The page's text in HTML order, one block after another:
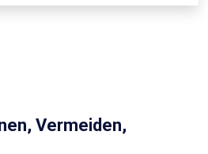
Vermeiden,